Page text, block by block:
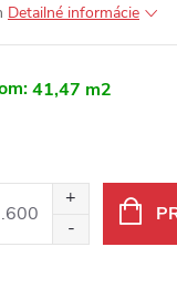
Detailné informácie
41,47 m2